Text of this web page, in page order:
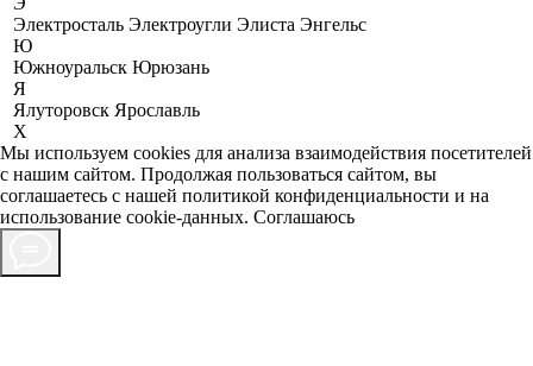
Электросталь Электроугли Элиста Энгельс
Ю
Южноуральск Юрюзань
Я
Ялуторовск Ярославль
X
Мы используем cookies для анализа взаимодействия посетителей
с нашим сайтом. Продолжая пользоваться сайтом, вы
соглашаетесь с нашей политикой конфиденциальности и на
использование cookie-данных. Соглашаюсь